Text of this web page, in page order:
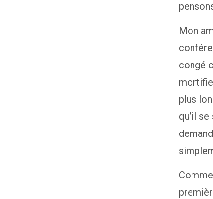
Mon
congé
plus
qu’il